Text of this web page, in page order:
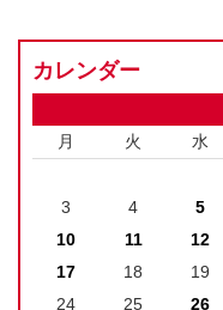
カレンダー
月
火 水
3
4 5
10
11 12
17
18 19
24
25 26